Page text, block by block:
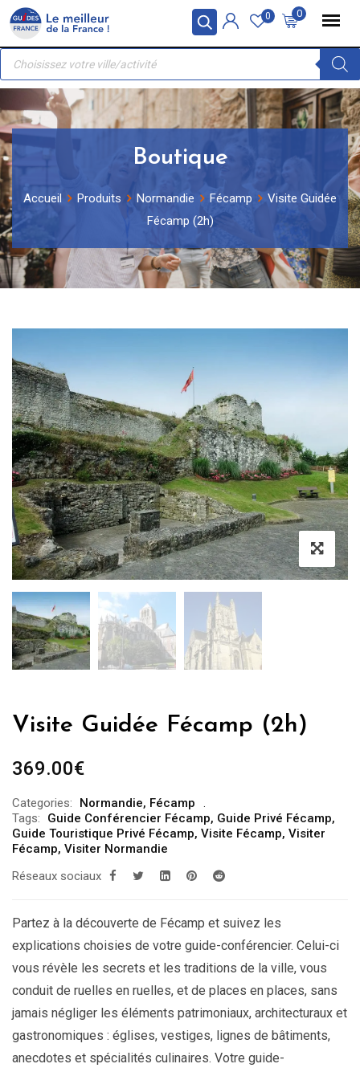
Panneau de gestion des cookies
Skip
content
0
0
Recherche
produits
Boutique
Accueil Produits Normandie Fécamp
Visite Guidée
Fécamp (2h)
Visite Guidée Fécamp (2h)
369.00€
Categories: Normandie, Fécamp
Tags:
Guide Conférencier Fécamp, Guide Privé Fécamp,
Guide Touristique Privé Fécamp, Visite Fécamp, Visiter
Fécamp, Visiter Normandie
Réseaux sociaux
Partez à la découverte de Fécamp et suivez les
explications choisies de votre guide-conférencier. Celui-ci
vous révèle les secrets et les traditions de la ville, vous
conduit de ruelles en ruelles, et de places en places, sans
jamais négliger les éléments patrimoniaux, architecturaux et
gastronomiques : églises, vestiges, lignes de bâtiments,
anecdotes et spécialités culinaires. Votre guide-